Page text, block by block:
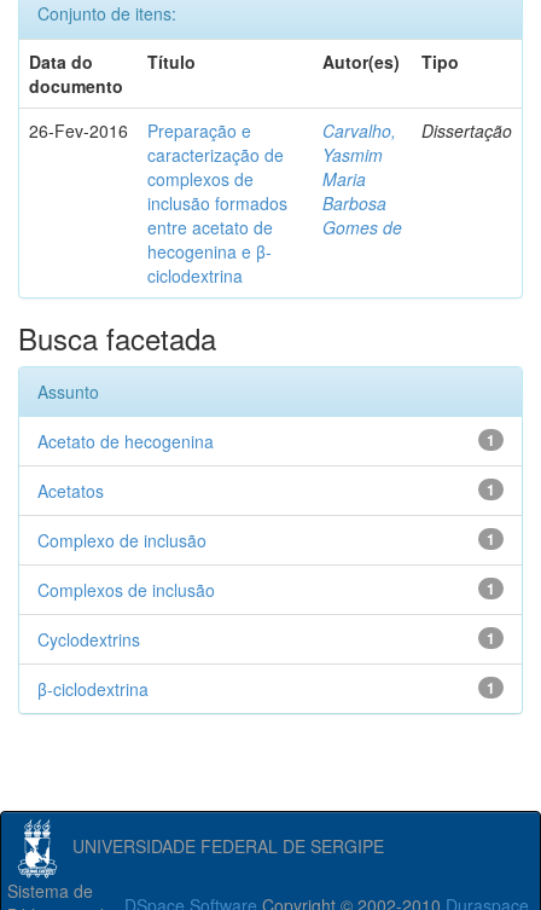
Conjunto de itens:
Data do
documento
Título Autor(es) Tipo
26-Fev-2016
Preparação e
caracterização de
complexos de
inclusão formados
entre acetato de
hecogenina e β-
ciclodextrina
Carvalho,
Yasmim
Maria
Barbosa
Gomes de
Dissertação
Busca facetada
Assunto
1
Acetato de hecogenina
1
Acetatos
1
Complexo de inclusão
1
Complexos de inclusão
1
Cyclodextrins
1
β-ciclodextrina
UNIVERSIDADE FEDERAL DE SERGIPE
DSpace Software Copyright © 2002-2010 Duraspace
Sistema de